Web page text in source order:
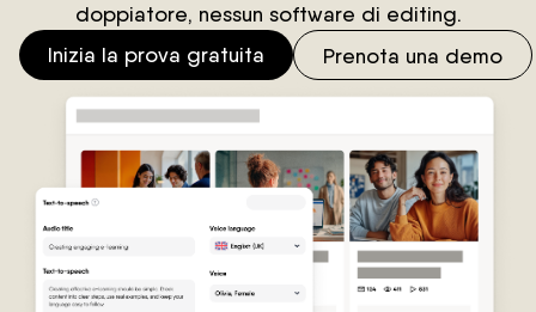
doppiatore, nessun software di editing.
Inizia la prova gratuita
Prenota una demo